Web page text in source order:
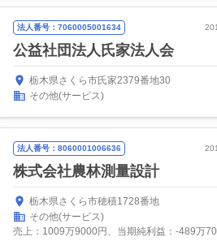
法人番号：7060005001634
公益社団法人氏家法人会
栃木県さくら市氏家2379番地30
その他(サービス)
法人番号：8060001006636
株式会社農林測量設計
栃木県さくら市穂積1728番地
その他(サービス)
売上：1009万9000円、当期純利益：-489万